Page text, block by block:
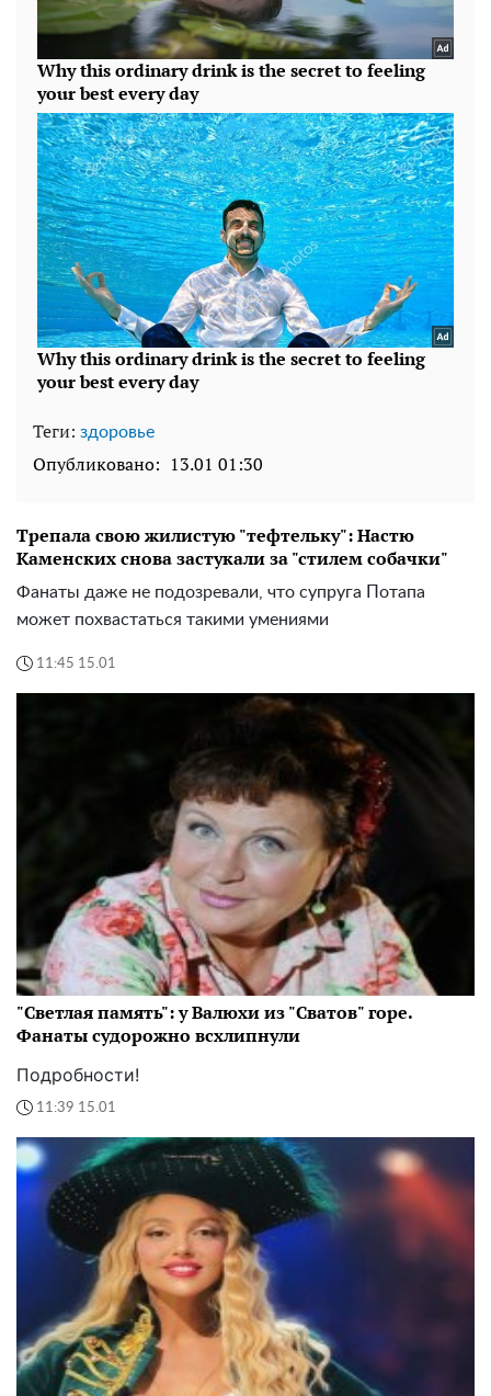
Теги: здоровье
Опубликовано: 13.01 01:30
Трепала свою жилистую "тефтельку": Настю
Каменских снова застукали за "стилем собачки"
Фанаты даже не подозревали, что супруга Потапа
может похвастаться такими умениями
11:45 15.01
"Светлая память": у Валюхи из "Сватов" горе.
Фанаты судорожно всхлипнули
Подробности!
11:39 15.01